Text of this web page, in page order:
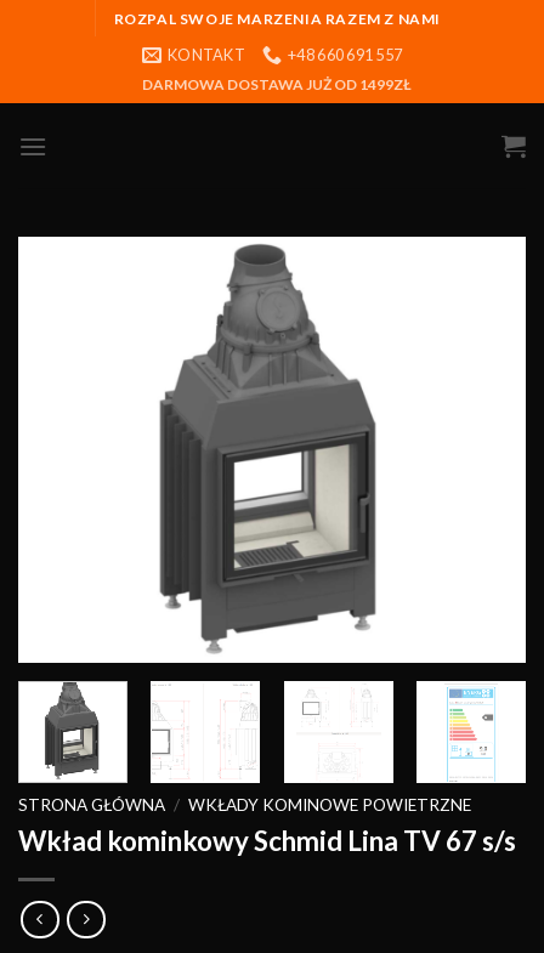
ROZPAL SWOJE MARZENIA RAZEM Z NAMI
KONTAKT +48 660 691 557
DARMOWA DOSTAWA JUŻ OD 1499ZŁ
STRONA GŁÓWNA / WKŁADY KOMINOWE POWIETRZNE
Wkład kominkowy Schmid Lina TV 67 s/s